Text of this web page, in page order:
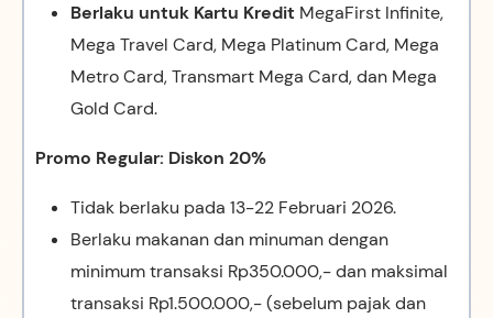
Berlaku untuk Kartu Kredit MegaFirst Infinite,
Mega Travel Card, Mega Platinum Card, Mega
Metro Card, Transmart Mega Card, dan Mega
Gold Card.
Promo Regular: Diskon 20%
Tidak berlaku pada 13-22 Februari 2026.
Berlaku makanan dan minuman dengan
minimum transaksi Rp350.000,- dan maksimal
transaksi Rp1.500.000,- (sebelum pajak dan